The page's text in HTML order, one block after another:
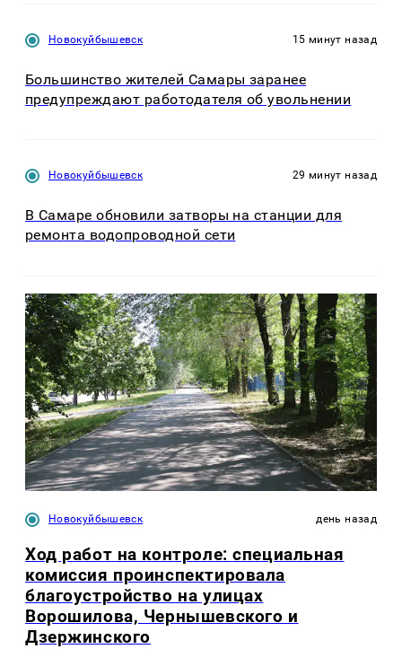
Новокуйбышевск 15 минут назад
Большинство жителей Самары заранее
предупреждают работодателя об увольнении
Новокуйбышевск 29 минут назад
В Самаре обновили затворы на станции для
ремонта водопроводной сети
Новокуйбышевск день назад
Ход работ на контроле: специальная
комиссия проинспектировала
благоустройство на улицах
Ворошилова, Чернышевского и
Дзержинского